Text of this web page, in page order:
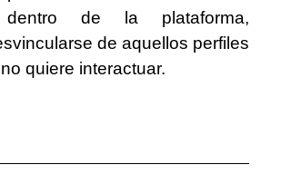
dentro de la plataforma,
de aquellos perfiles
quiere interactuar.